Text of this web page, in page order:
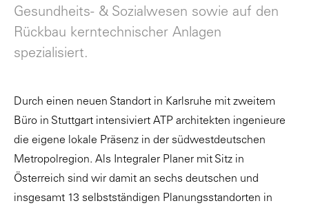
Gesundheits- & Sozialwesen sowie auf den
Rückbau kerntechnischer Anlagen
spezialisiert.
Durch einen neuen Standort in Karlsruhe mit zweitem
Büro in Stuttgart intensiviert ATP architekten ingenieure
die eigene lokale Präsenz in der südwestdeutschen
Metropolregion. Als Integraler Planer mit Sitz in
Österreich sind wir damit an sechs deutschen und
insgesamt 13 selbstständigen Planungsstandorten in